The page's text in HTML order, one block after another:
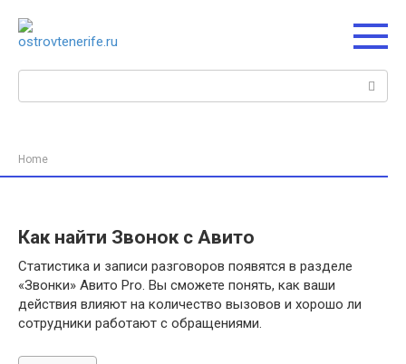
контенту
Поиск:
Home
Как найти Звонок с Авито
Статистика и записи разговоров появятся в разделе
«Звонки» Авито Pro. Вы сможете понять, как ваши
действия влияют на количество вызовов и хорошо ли
сотрудники работают с обращениями.